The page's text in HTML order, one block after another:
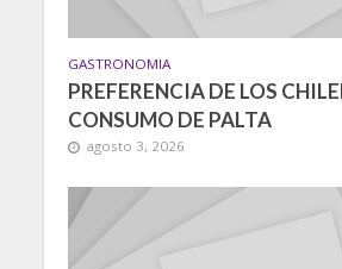
GASTRONOMIA
PREFERENCIA DE LOS
CONSUMO DE PALTA
agosto 3, 2026